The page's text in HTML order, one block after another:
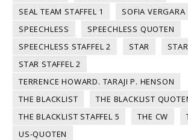
SEAL TEAM STAFFEL 1
SOFIA VERGARA
SPEECHLESS
SPEECHLESS QUOTEN
SPEECHLESS STAFFEL 2
STAR
STAR STAFFEL 2
TERRENCE HOWARD. TARAJI P. HENSON
THE BLACKLIST
THE BLACKLIST
THE BLACKLIST STAFFEL 5
THE CW
US-QUOTEN